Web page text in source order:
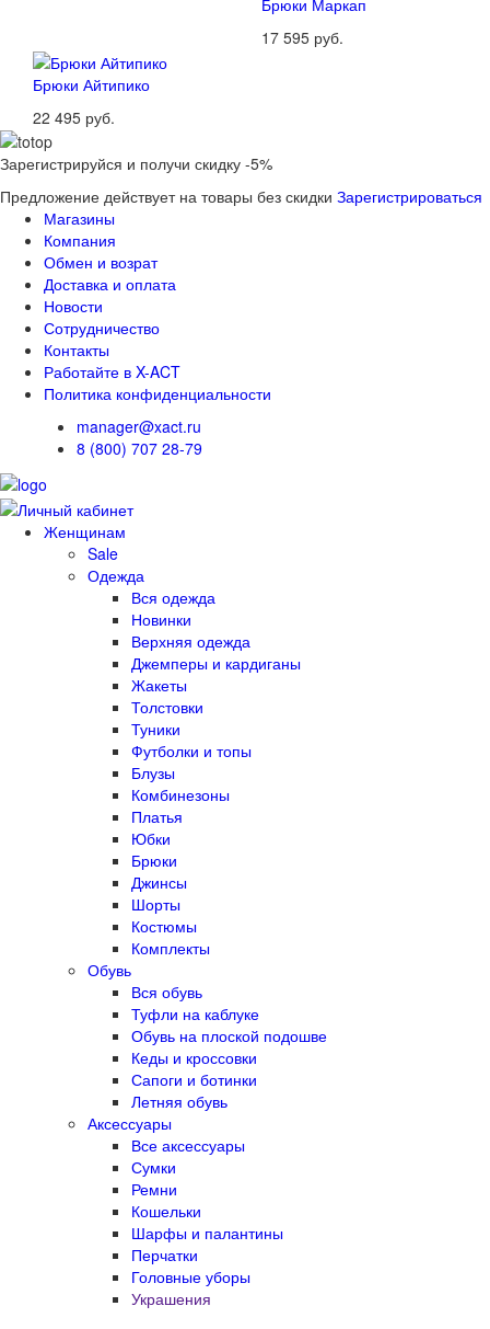
Брюки Маркап
17 595 руб.
Брюки Айтипико
22 495 руб.
Зарегистрируйся и получи скидку -5%
Предложение действует на товары без скидки Зарегистрироваться
Магазины
Компания
Обмен и возрат
Доставка и оплата
Новости
Сотрудничество
Контакты
Работайте в X-ACT
Политика конфиденциальности
manager@xact.ru
8 (800) 707 28-79
Женщинам
Sale
Одежда
Вся одежда
Новинки
Верхняя одежда
Джемперы и кардиганы
Жакеты
Толстовки
Туники
Футболки и топы
Блузы
Комбинезоны
Платья
Юбки
Брюки
Джинсы
Шорты
Костюмы
Комплекты
Обувь
Вся обувь
Туфли на каблуке
Обувь на плоской подошве
Кеды и кроссовки
Сапоги и ботинки
Летняя обувь
Аксессуары
Все аксессуары
Сумки
Ремни
Кошельки
Шарфы и палантины
Перчатки
Головные уборы
Украшения